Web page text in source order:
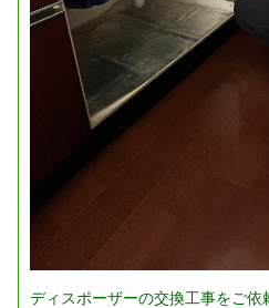
ディスポーザーの交換工事をご依